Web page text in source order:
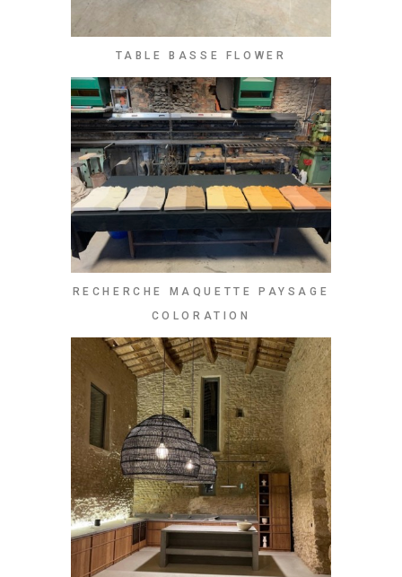
TABLE BASSE FLOWER
RECHERCHE MAQUETTE PAYSAGE
COLORATION